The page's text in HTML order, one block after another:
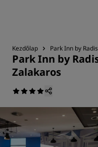
Kezdőlap Park Inn by
Park Inn by
Zalakaros